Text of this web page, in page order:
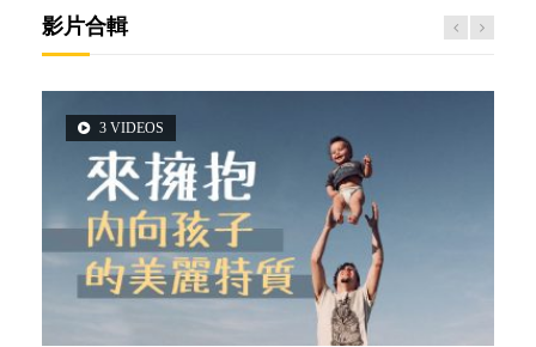
影片合輯
3 VIDEOS
5 VIDEOS
2 VIDEOS
14 VIDEOS
6 VIDEOS